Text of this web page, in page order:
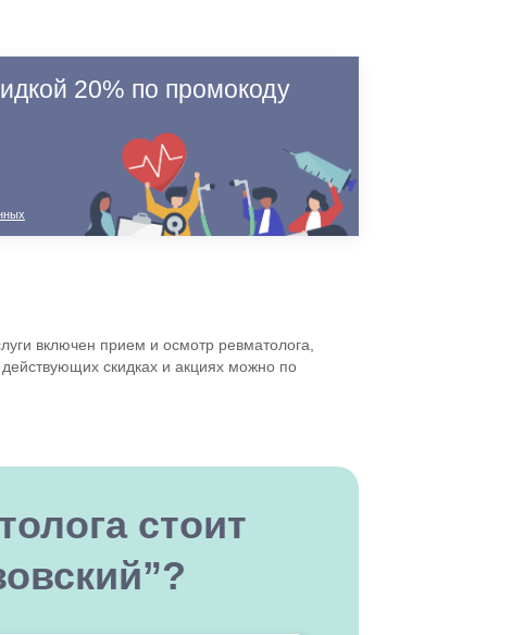
20% по промокоду
включен прием и осмотр ревматолога,
скидках и акциях можно по
стоит